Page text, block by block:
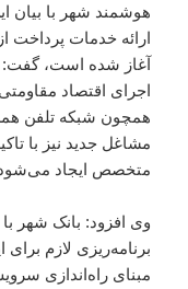
هوشمند شهر با بیان
ارائه خدمات پرداخت
آغاز شده است، گفت:
اجرای اقتصاد
همچون شبکه تلفن
مشاغل جدید نیز با
متخصص ایجاد
وی افزود: بانک شهر
برنامه‌ریزی لازم